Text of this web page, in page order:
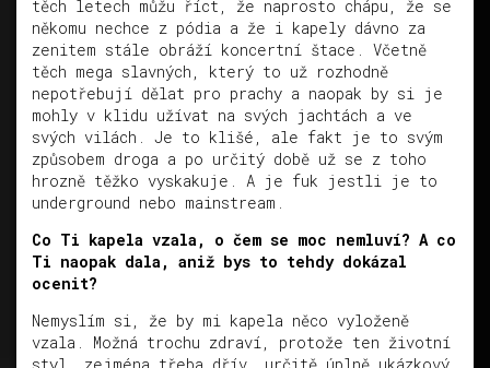
těch letech můžu říct, že naprosto chápu, že se
někomu nechce z pódia a že i kapely dávno za
zenitem stále obráží koncertní štace. Včetně
těch mega slavných, který to už rozhodně
nepotřebují dělat pro prachy a naopak by si je
mohly v klidu užívat na svých jachtách a ve
svých vilách. Je to klišé, ale fakt je to svým
způsobem droga a po určitý době už se z toho
hrozně těžko vyskakuje. A je fuk jestli je to
underground nebo mainstream.
Co Ti kapela vzala, o čem se moc nemluví? A co
Ti naopak dala, aniž bys to tehdy dokázal
ocenit?
Nemyslím si, že by mi kapela něco vyloženě
vzala. Možná trochu zdraví, protože ten životní